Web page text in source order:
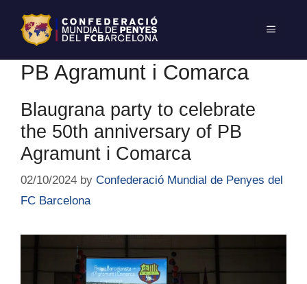
PB Agramunt i Comarca
Blaugrana party to celebrate
the 50th anniversary of PB
Agramunt i Comarca
02/10/2024 by Confederació Mundial de Penyes del
FC Barcelona